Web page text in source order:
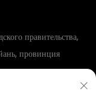
правительства,
провинция